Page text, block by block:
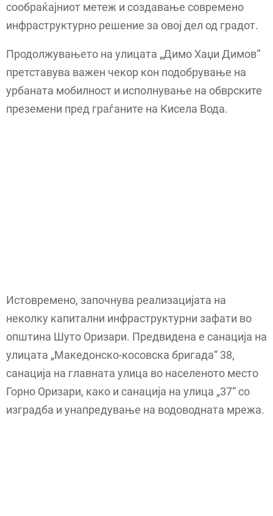
сообраќајниот метеж и создавање современо
инфраструктурно решение за овој дел од градот.
Продолжувањето на улицата „Димо Хаџи Димов“
претставува важен чекор кон подобрување на
урбаната мобилност и исполнување на обврските
преземени пред граѓаните на Кисела Вода.
Истовремено, започнува реализацијата на
неколку капитални инфраструктурни зафати во
општина Шуто Оризари. Предвидена е санација на
улицата „Македонско-косовска бригада“ 38,
санација на главната улица во населеното место
Горно Оризари, како и санација на улица „37“ со
изградба и унапредување на водоводната мрежа.